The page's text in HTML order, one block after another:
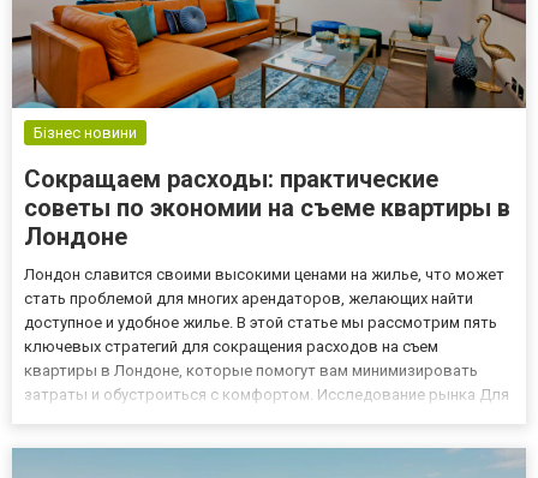
Бізнес новини
Сокращаем расходы: практические
советы по экономии на съеме квартиры в
Лондоне
Лондон славится своими высокими ценами на жилье, что может
стать проблемой для многих арендаторов, желающих найти
доступное и удобное жилье. В этой статье мы рассмотрим пять
ключевых стратегий для сокращения расходов на съем
квартиры в Лондоне, которые помогут вам минимизировать
затраты и обустроиться с комфортом. Исследование рынка Для